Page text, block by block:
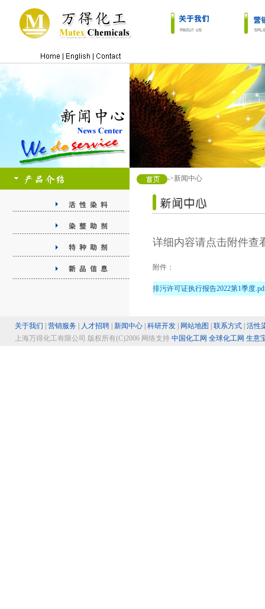
->新闻中心
详细内容请点击附件查
附件：
排污许可证执行报告2022第1季度
关于我们 营销服务 人才招聘 新闻中心 科研开发 网站地图 联系方式 活性
上海万得化工有限公司 版权所有(C)2006 网络支持 中国化工网 全球化工网 生意